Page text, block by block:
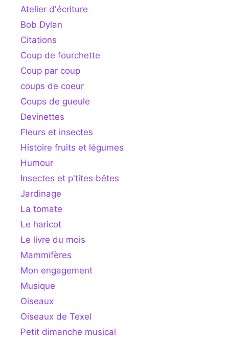
Atelier d'écriture
Bob Dylan
Citations
Coup de fourchette
Coup par coup
coups de coeur
Coups de gueule
Devinettes
Fleurs et insectes
Histoire fruits et légumes
Humour
Insectes et p'tites bêtes
Jardinage
La tomate
Le haricot
Le livre du mois
Mammifères
Mon engagement
Musique
Oiseaux
Oiseaux de Texel
Petit dimanche musical